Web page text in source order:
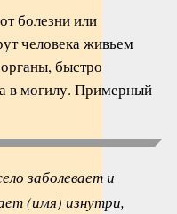
болезни или
человека живьем
быстро
в могилу. Примерный
заболевает и
(имя) изнутри,